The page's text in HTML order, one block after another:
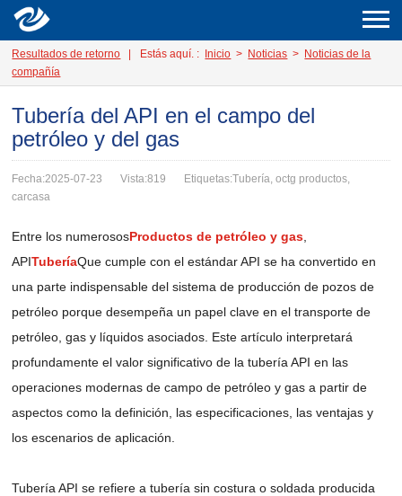
Resultados de retorno Estás aquí. : Inicio > Noticias > Noticias de la
compañía
Tubería del API en el campo del
petróleo y del gas
Fecha:2025-07-23 Vista:819
Etiquetas:Tubería, octg productos,
carcasa
Entre los numerososProductos de petróleo y gas
APITuberíaQue cumple con el estándar API se ha convertido en
una parte indispensable del sistema de producción de pozos de
petróleo porque desempeña un papel clave en el transporte de
petróleo, gas y líquidos asociados. Este artículo interpretará
profundamente el valor significativo de la tubería API en las
operaciones modernas de campo de petróleo y gas a partir de
aspectos como la definición, las especificaciones, las ventajas y
los escenarios de aplicación.
Tubería API se refiere a tubería sin costura o soldada producida